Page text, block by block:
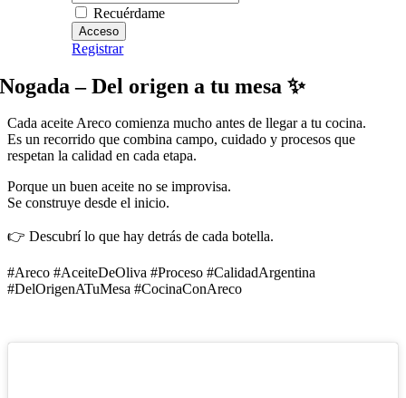
Recuérdame
Registrar
Nogada – Del origen a tu mesa ✨
Cada aceite Areco comienza mucho antes de llegar a tu cocina.
Es un recorrido que combina campo, cuidado y procesos que
respetan la calidad en cada etapa.
Porque un buen aceite no se improvisa.
Se construye desde el inicio.
👉 Descubrí lo que hay detrás de cada botella.
#Areco #AceiteDeOliva #Proceso #CalidadArgentina
#DelOrigenATuMesa #CocinaConAreco